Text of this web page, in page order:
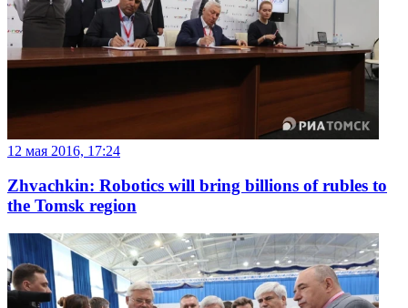
12 мая 2016, 17:24
Zhvachkin: Robotics will bring billions of rubles to
the Tomsk region